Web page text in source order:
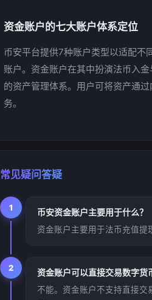
资金账户的七大账户体系定位
币安平台提供7种账户类型以适配不
账户。资金账户在其中扮演法币入
的资产管理体系。用户可将资产通
务。
常见疑问答疑
1 币安资金账户主要用于什么？
资金账户主要用于法币充值提
2 资金账户可以直接交易数字货
不能。资金账户不支持直接